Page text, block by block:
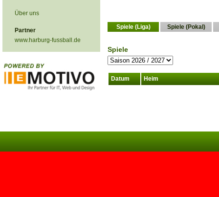
Über uns
Partner
www.harburg-fussball.de
Spiele (Liga) Spiele (Pokal)
Spiele
Datum Heim